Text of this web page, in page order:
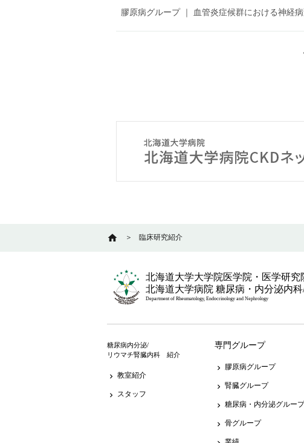
膠原病グループ 血管炎症候群における神経
home ＞ 臨床研究紹介
北海道大学大学院医学院・医学研
北海道大学病院 糖尿病・内分泌内
Department of Rheumatology, Endocrinology and Nephrology
糖尿病内分泌/
リウマチ腎臓内科 紹介
keyboard_arrow_right 教室紹介
keyboard_arrow_right スタッフ
専門グループ
keyboard_arrow_right 膠原病グループ
keyboard_arrow_right 腎臓グループ
keyboard_arrow_right 糖尿病・内分泌グルー
keyboard_arrow_right 骨グループ